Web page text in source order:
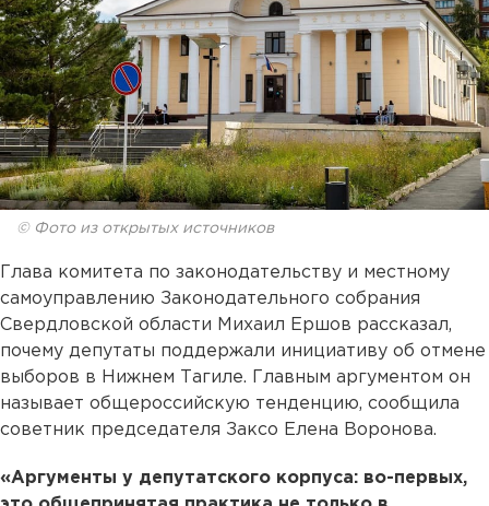
© Фото из открытых источников
Глава комитета по законодательству и местному
самоуправлению Законодательного собрания
Свердловской области Михаил Ершов рассказал,
почему депутаты поддержали инициативу об отмене
выборов в Нижнем Тагиле. Главным аргументом он
называет общероссийскую тенденцию, сообщила
советник председателя Заксо Елена Воронова.
«Аргументы у депутатского корпуса: во-первых,